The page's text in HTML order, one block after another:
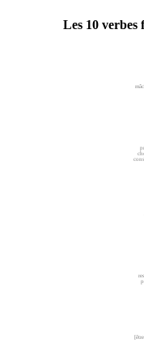
Les 10 verbes